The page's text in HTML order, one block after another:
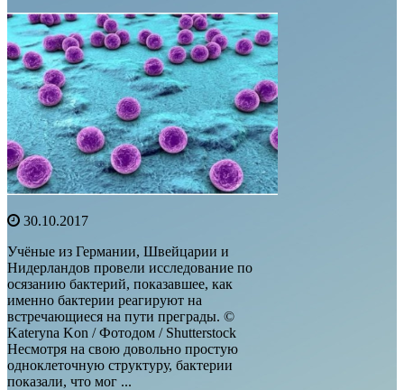
30.10.2017
Учёные из Германии, Швейцарии и
Нидерландов провели исследование по
осязанию бактерий, показавшее, как
именно бактерии реагируют на
встречающиеся на пути преграды. ©
Kateryna Kon / Фотодом / Shutterstock
Несмотря на свою довольно простую
одноклеточную структуру, бактерии
показали, что мог ...